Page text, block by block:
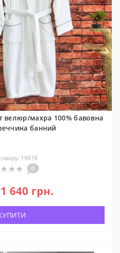
велюр/махра 100% бавовна
банний
19878
0
1 640 грн.